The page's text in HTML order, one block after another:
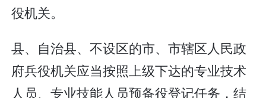
役机关。
县、自治县、不设区的市、市辖区人民政
府兵役机关应当按照上级下达的专业技术
人员、专业技能人员预备役登记任务，结